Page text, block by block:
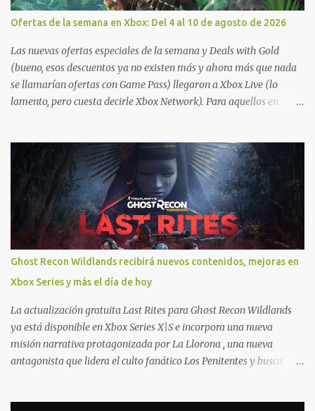
Ofertas de la semana en Xbox: Del 4 al 10 de agosto de 2026
Las nuevas ofertas especiales de la semana y Deals with Gold
(bueno, esos descuentos ya no existen más y ahora más que nada
se llamarían ofertas con Game Pass) llegaron a Xbox Live (lo
lamento, pero cuesta decirle Xbox Network). Para aquellos en
jugarlos y mantener un progreso compartido en Windows PC y
Xbox, y tenemos un listado de juegos compatibles por acá . ¿Aún
necesitas una mano con las compras? Tenemos un tutorial extenso
o en vídeo para que se quiten todas las dudas generales de cómo
hacer compras en Xbox . Podes consultar un listado más completo
de promociones desde xbox.com. El post puede tener
actualizaciones regulares o cambios ante cualquier error. Ofertas
- Argentina Ofertas - Chile Ofertas - Colombia Ofertas - México
Ofertas - Estados Unidos Ofertas - España Todas las ofertas de
Xbox One también aplican a Xbox Series, a excepción de los jue...
Ghost Recon Wildlands recibirá nuevos contenidos, mejoras en
Xbox Series y más el día de hoy
La actualización gratuita Last Rites para Ghost Recon Wildlands
ya está disponible en Xbox Series X|S e incorpora una nueva
misión narrativa protagonizada por La Llorona , una nueva
antagonista que lidera el culto fanático Los Penitentes y busca